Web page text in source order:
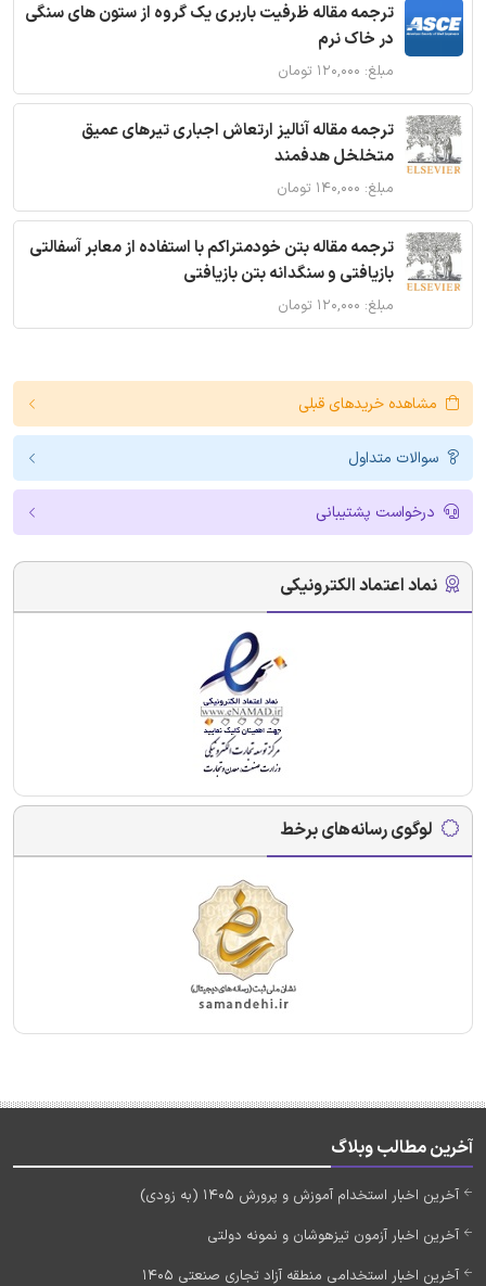
ترجمه مقاله ظرفیت باربری یک گروه از ستون های سنگی
در خاک نرم
مبلغ: ۱۲۰,۰۰۰ تومان
ترجمه مقاله آنالیز ارتعاش اجباری تیرهای عمیق
متخلخل هدفمند
مبلغ: ۱۴۰,۰۰۰ تومان
ترجمه مقاله بتن خودمتراکم با استفاده از معابر آسفالتی
بازیافتی و سنگدانه بتن بازیافتی
مبلغ: ۱۲۰,۰۰۰ تومان
مشاهده خریدهای قبلی
سوالات متداول
درخواست پشتیبانی
نماد اعتماد الکترونیکی
لوگوی رسانه‌های برخط
آخرین مطالب وبلاگ
آخرین اخبار استخدام آموزش و پرورش 1405 (به زودی)
آخرین اخبار آزمون تیزهوشان و نمونه دولتی
آخرین اخبار استخدامی منطقه آزاد تجاری صنعتی 1405